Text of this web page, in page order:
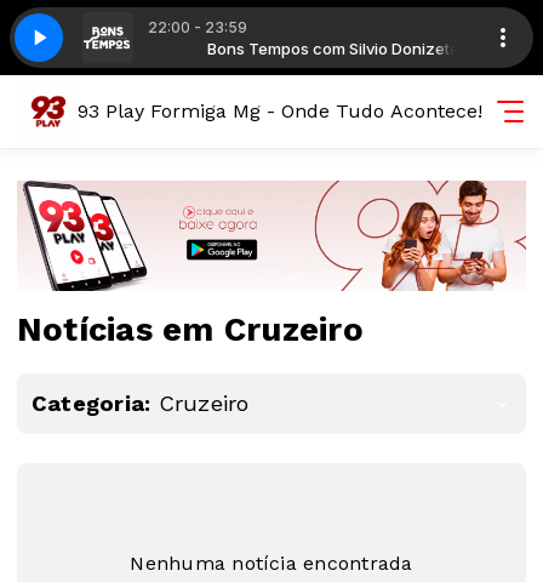
22:00 - 23:59
Silvio Donizete Bons Tempos com Silvio Donizete
93 Play
93 Play Formiga Mg - Onde Tudo Acontece!
Notícias em Cruzeiro
Categoria: Cruzeiro
Nenhuma notícia encontrada